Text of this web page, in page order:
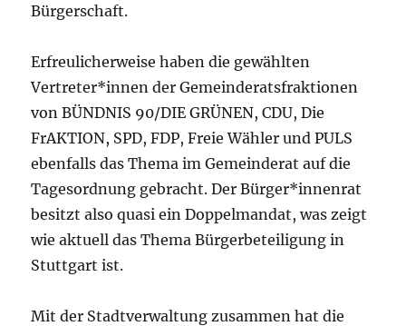
Bürgerschaft.
Erfreulicherweise haben die gewählten
Vertreter*innen der Gemeinderatsfraktionen
von BÜNDNIS 90/DIE GRÜNEN, CDU, Die
FrAKTION, SPD, FDP, Freie Wähler und PULS
ebenfalls das Thema im Gemeinderat auf die
Tagesordnung gebracht. Der Bürger*innenrat
besitzt also quasi ein Doppelmandat, was zeigt
wie aktuell das Thema Bürgerbeteiligung in
Stuttgart ist.
Mit der Stadtverwaltung zusammen hat die